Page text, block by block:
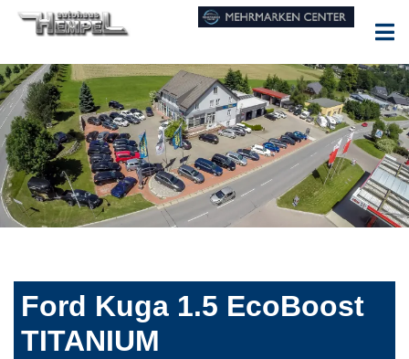
Ford Kuga 1.5 EcoBoost
TITANIUM